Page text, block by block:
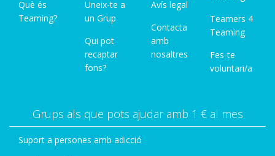
Què és
Teaming?
Uneix-te a
un Grup
Qui pot
recaptar
fons?
Avís legal
Contacta
amb
nosaltres
Teamers 4
Teaming
Fes-te
voluntari/a
Grups als que pots ajudar amb 1 € al mes
Suport a persones amb adicció